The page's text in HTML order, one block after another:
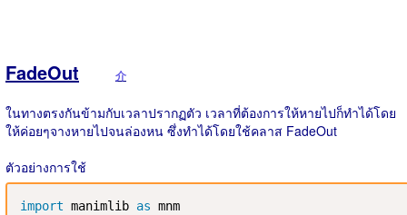
FadeOut 介
ในทางตรงกันข้ามกับเวลาปรากฏตัว เวลาที่ต้องการให้หายไปก็ทำได้โดย
ให้ค่อยๆจางหายไปจนล่องหน ซึ่งทำได้โดยใช้คลาส FadeOut
ตัวอย่างการใช้
import manimlib as mnm